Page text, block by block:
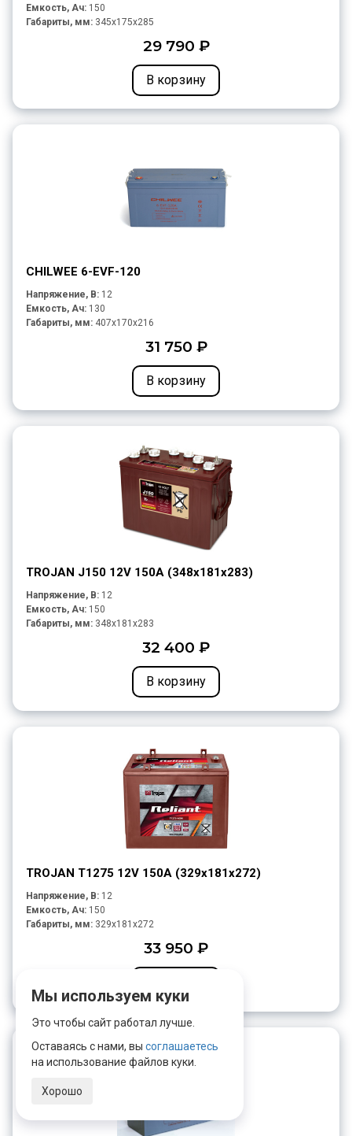
Емкость, Ач: 150
Габариты, мм: 345x175x285
29 790 ₽
В корзину
CHILWEE 6-EVF-120
Напряжение, В: 12
Емкость, Ач: 130
Габариты, мм: 407x170x216
31 750 ₽
В корзину
TROJAN J150 12V 150A (348х181х283)
Напряжение, В: 12
Емкость, Ач: 150
Габариты, мм: 348x181x283
32 400 ₽
В корзину
TROJAN T1275 12V 150A (329х181х272)
Напряжение, В: 12
Емкость, Ач: 150
Габариты, мм: 329x181x272
33 950 ₽
Мы используем куки
Это чтобы сайт работал лучше.
Оставаясь с нами, вы соглашаетесь
на использование файлов куки.
Хорошо